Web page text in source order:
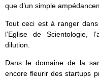
que d’un simple
Tout ceci est à ranger
l’Eglise de Scientologie,
dilution.
Dans le domaine de la
encore fleurir des startups